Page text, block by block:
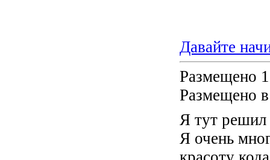
Давайте
Размещено
Размещено в
Я тут решил
Я очень